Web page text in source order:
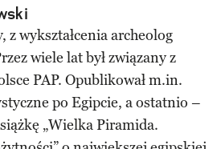
wykształcenia archeolog
wiele lat był związany z
PAP. Opublikował m.in.
po Egipcie, a ostatnio –
„Wielka Piramida.